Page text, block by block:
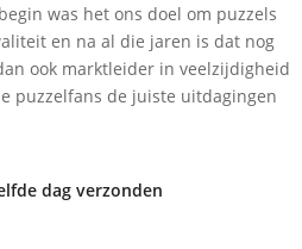
was het ons doel om puzzels
en na al die jaren is dat nog
ook marktleider in veelzijdigheid
puzzelfans de juiste uitdagingen
dag verzonden